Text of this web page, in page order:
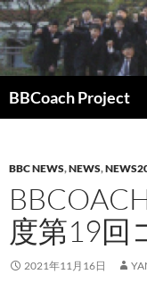
コ
ン
テ
ン
ツ
へ
BBCoach Project
索
BBC NEWS,NEWS,
度第19回
2021年11月16日